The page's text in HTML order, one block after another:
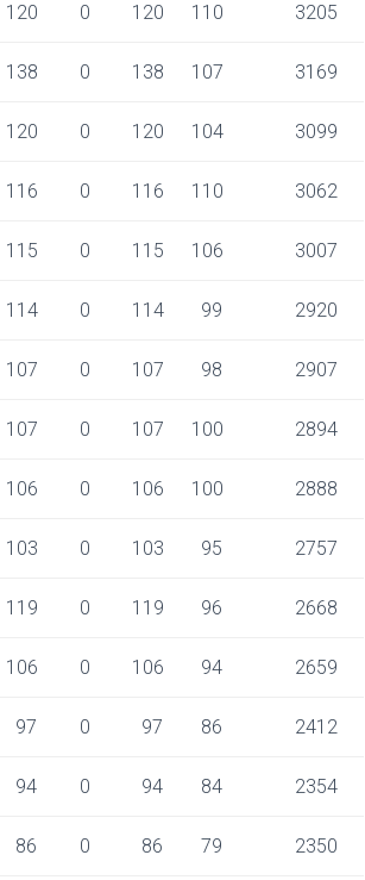
120 0 120 110 3205
138 0 138 107 3169
120 0 120 104 3099
116 0 116 110 3062
115 0 115 106 3007
114 0 114 99 2920
107 0 107 98 2907
107 0 107 100 2894
106 0 106 100 2888
103 0 103 95 2757
119 0 119 96 2668
106 0 106 94 2659
97 0 97 86 2412
94 0 94 84 2354
86 0 86 79 2350